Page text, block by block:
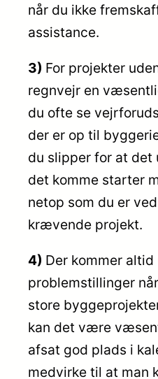
når du ikke
assistance.
3) For projekter
regnvejr en
du ofte se
der er op til
du slipper for at det
det komme starter
netop som du er
krævende projekt.
4) Der kommer
problemstillinger
store
kan det være
afsat god plads i
medvirke til at man